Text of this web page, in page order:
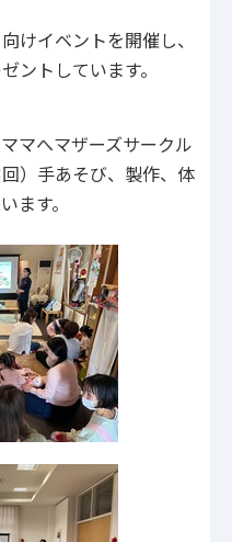
けイベントを開催し、
ントしています。
マへマザーズサークル
）手あそび、製作、体
ます。